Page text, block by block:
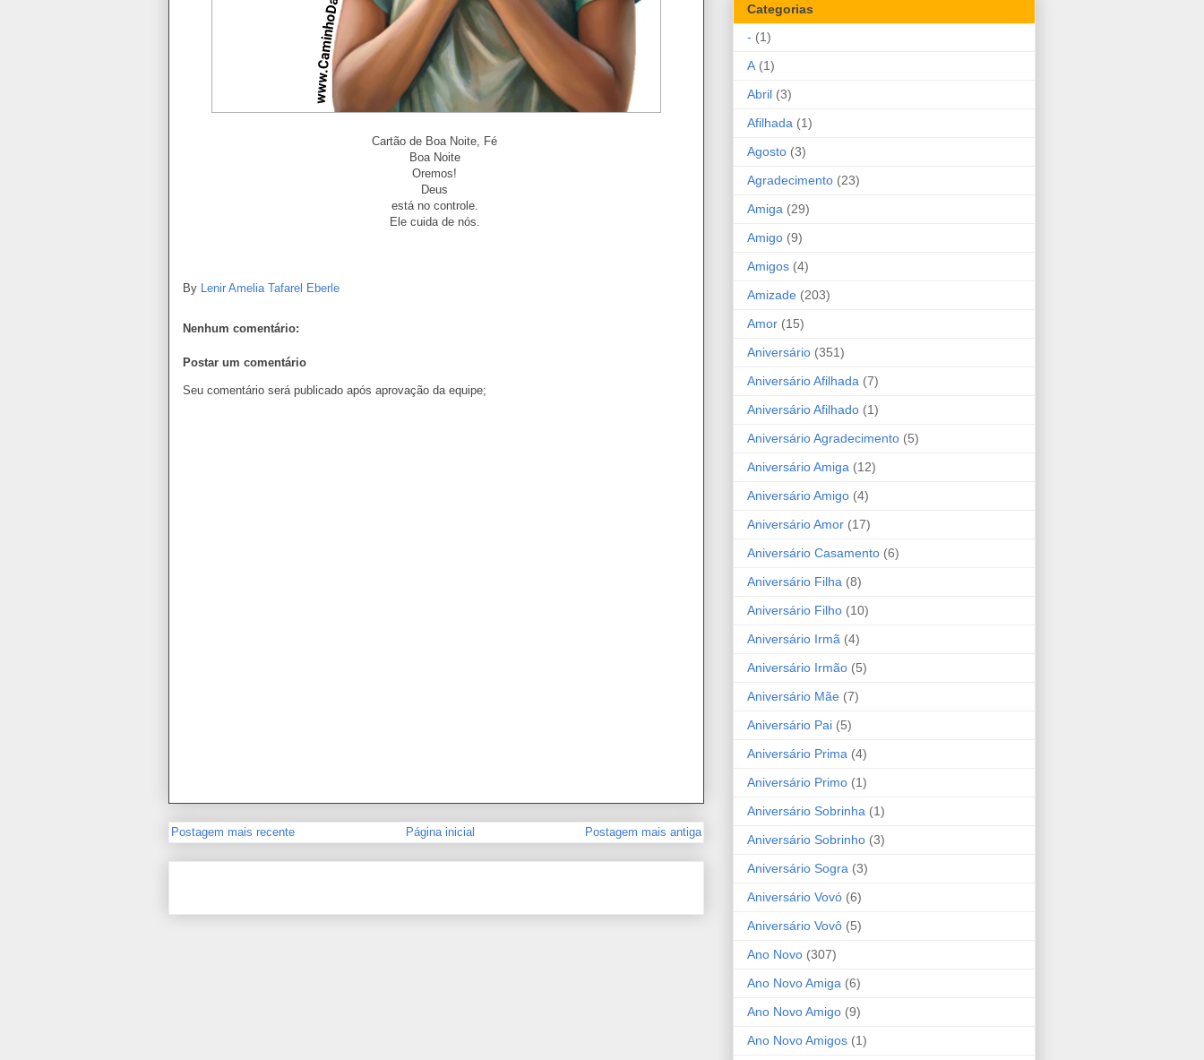
Cartão de Boa Noite, Fé
Boa Noite
Oremos!
Deus
está no controle.
Ele cuida de nós.
By Lenir Amelia Tafarel Eberle
Nenhum comentário:
Postar um comentário
Seu comentário será publicado após aprovação da equipe;
Postagem mais recente Postagem mais antiga
Página inicial
Categorias
- (1)
A (1)
Abril (3)
Afilhada (1)
Agosto (3)
Agradecimento (23)
Amiga (29)
Amigo (9)
Amigos (4)
Amizade (203)
Amor (15)
Aniversário (351)
Aniversário Afilhada (7)
Aniversário Afilhado (1)
Aniversário Agradecimento (5)
Aniversário Amiga (12)
Aniversário Amigo (4)
Aniversário Amor (17)
Aniversário Casamento (6)
Aniversário Filha (8)
Aniversário Filho (10)
Aniversário Irmã (4)
Aniversário Irmão (5)
Aniversário Mãe (7)
Aniversário Pai (5)
Aniversário Prima (4)
Aniversário Primo (1)
Aniversário Sobrinha (1)
Aniversário Sobrinho (3)
Aniversário Sogra (3)
Aniversário Vovó (6)
Aniversário Vovô (5)
Ano Novo (307)
Ano Novo Amiga (6)
Ano Novo Amigo (9)
Ano Novo Amigos (1)